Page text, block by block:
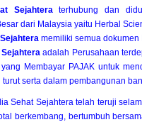
Sejahtera terhubung dan
dari Malaysia yaitu Herbal
memiliki semua
adalah Perusahaan
yang Membayar PAJAK untuk
turut serta dalam pembangunan
Sehat Sejahtera telah teruji
berkembang, bertumbuh